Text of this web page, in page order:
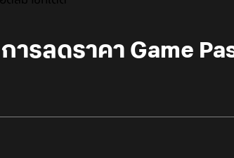
ารลดราคา Game